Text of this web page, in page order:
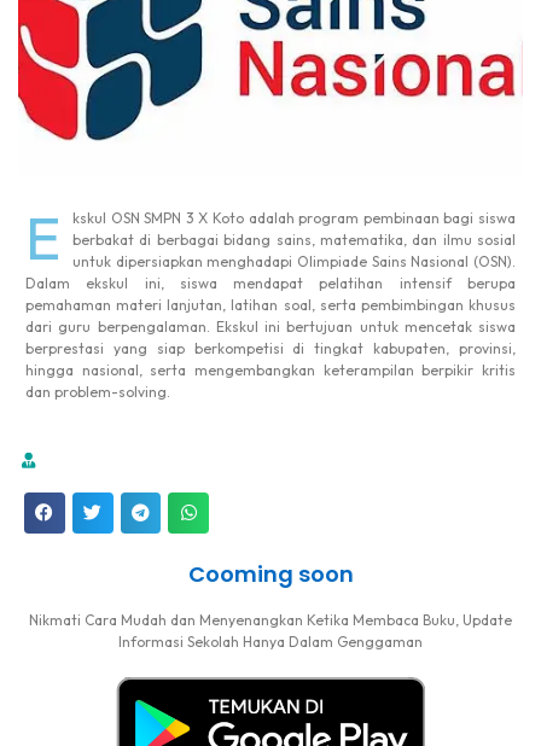
E
kskul OSN SMPN 3 X Koto adalah program pembinaan bagi siswa
berbakat di berbagai bidang sains, matematika, dan ilmu sosial
untuk dipersiapkan menghadapi Olimpiade Sains Nasional (OSN).
Dalam ekskul ini, siswa mendapat pelatihan intensif berupa
pemahaman materi lanjutan, latihan soal, serta pembimbingan khusus
dari guru berpengalaman. Ekskul ini bertujuan untuk mencetak siswa
berprestasi yang siap berkompetisi di tingkat kabupaten, provinsi,
hingga nasional, serta mengembangkan keterampilan berpikir kritis
dan problem-solving.
Cooming soon
Nikmati Cara Mudah dan Menyenangkan Ketika Membaca Buku, Update
Informasi Sekolah Hanya Dalam Genggaman